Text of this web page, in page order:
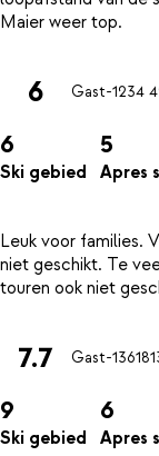
6 Gast-1234 4
6
Ski gebied
5
Apres
Leuk voor families.
niet geschikt. Te
7.7 Gast-13618
9
Ski gebied
6
Apres